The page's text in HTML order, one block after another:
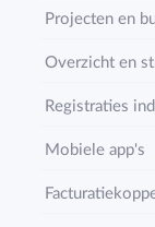
Projecten en
Overzicht en
Registraties
Mobiele app's